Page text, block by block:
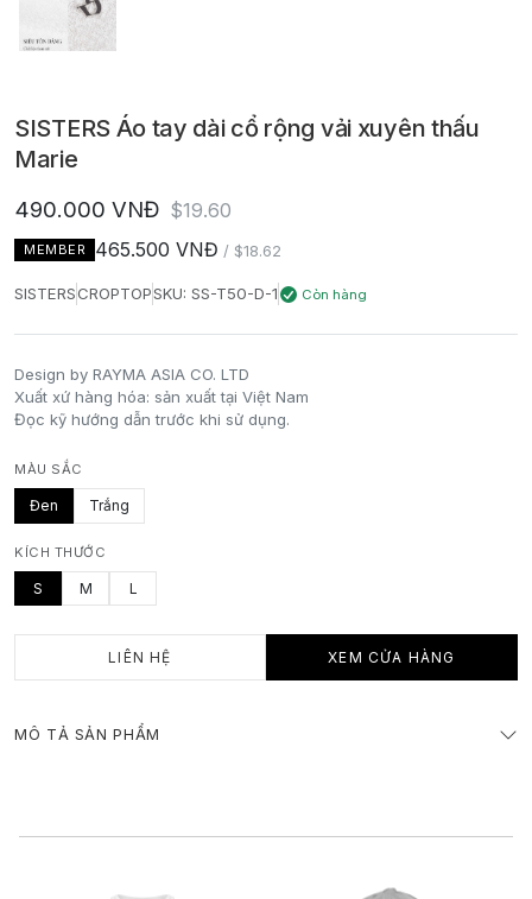
SISTERS Áo tay dài cổ rộng vải xuyên thấu
Marie
490.000 VNĐ $19.60
MEMBER 465.500 VNĐ / $18.62
SISTERSCROPTOPSKU: SS-T50-D-1 Còn hàng
Design by RAYMA ASIA CO. LTD
Xuất xứ hàng hóa: sản xuất tại Việt Nam
Đọc kỹ hướng dẫn trước khi sử dụng.
MÀU SẮC
Đen Trắng
KÍCH THƯỚC
S M L
LIÊN HỆ XEM CỬA HÀNG
MÔ TẢ SẢN PHẨM